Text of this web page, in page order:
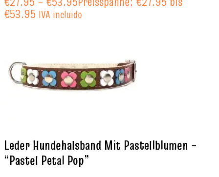
€53.95 IVA incluido
Leder Hundehalsband Mit Pastellblumen –
“Pastel Petal Pop”